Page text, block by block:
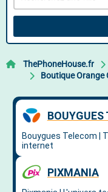
ThePhoneHouse.fr
Boutique Orange